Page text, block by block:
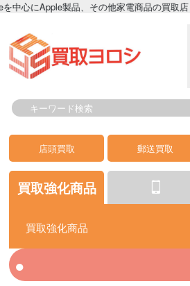
製品、その他家電商品の買取店 秋葉
店頭買取 郵送買取
買取強化商品
買取強化商品